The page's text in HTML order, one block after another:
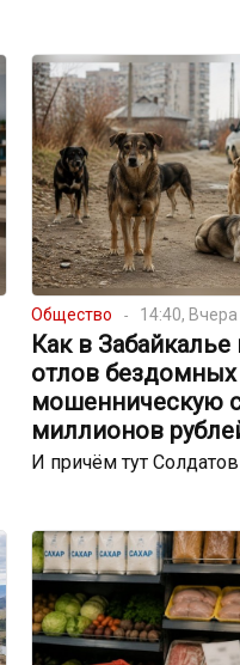
Общество 14:40, Вчера
Как в
отлов
мошенническую
миллионов
И причём тут Солдатов